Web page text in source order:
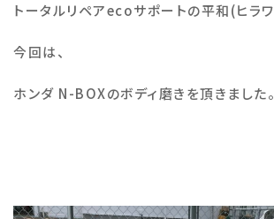
トータルリペアecoサポートの平和(ヒラワ
今回は、
ホンダ N-BOXのボディ磨きを頂きました。